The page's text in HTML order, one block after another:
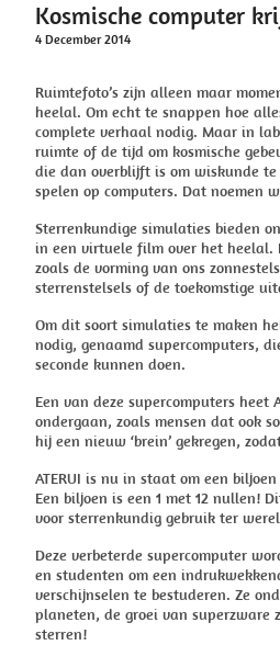
Kosmische computer
4 December 2014
Ruimtefoto’s zijn alleen maar
heelal. Om echt te snappen hoe
complete verhaal nodig. Maar in
ruimte of de tijd om kosmische
die dan overblijft is om wiskunde te
spelen op computers. Dat noemen
Sterrenkundige simulaties bieden
in een virtuele film over het heelal.
zoals de vorming van ons
sterrenstelsels of de toekomstige
Om dit soort simulaties te maken
nodig, genaamd supercomputers,
seconde kunnen doen.
Een van deze supercomputers heet
ondergaan, zoals mensen dat ook
hij een nieuw ‘brein’ gekregen,
ATERUI is nu in staat om een
Een biljoen is een 1 met 12 nullen!
voor sterrenkundig gebruik ter
Deze verbeterde supercomputer
en studenten om een
verschijnselen te bestuderen. Ze
planeten, de groei van superzware
sterren!